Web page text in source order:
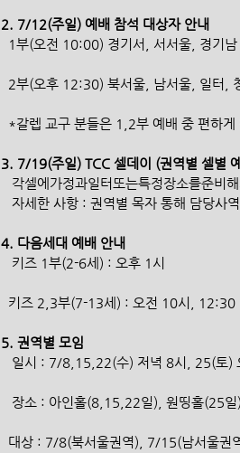
2. 7/12(주일) 예배 참석 대상자 안내
1부(오전 10:00) 경기서, 서서울, 경기남
2부(오후 12:30) 북서울, 남서울, 일터,
*갈렙 교구 분들은 1,2부 예배 중 편하
3. 7/19(주일) TCC 셀데이 (권역별 셀별
각셀에가정과일터또는특정장소를준비
자세한 사항 : 권역별 목자 통해 담당사
4. 다음세대 예배 안내
   키즈 1부(2-6세) : 오후 1시
키즈 2,3부(7-13세) : 오전 10시,
5. 권역별 모임
일시 : 7/8,15,22(수) 저녁 8시, 25(토)
   장소 : 아인홀(8,15,22일), 원띵홀(25일)
대상 : 7/8(북서울권역), 7/15(남서울권